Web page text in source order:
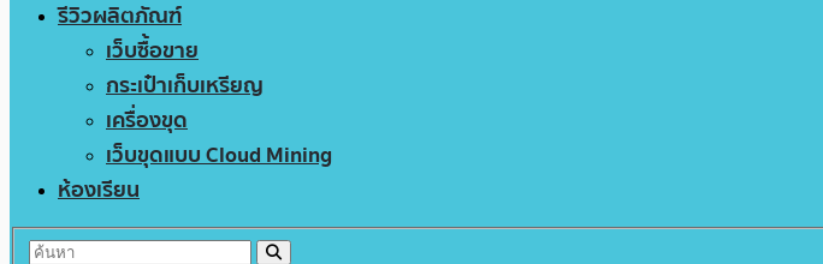
รีวิวผลิตภัณฑ์
เว็บซื้อขาย
กระเป๋าเก็บเหรียญ
เครื่องขุด
เว็บขุดแบบ Cloud Mining
ห้องเรียน